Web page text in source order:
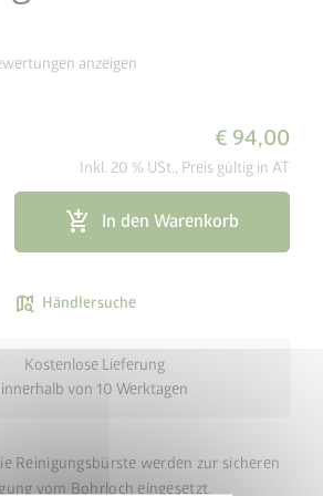
anzeigen
€ 94,00
Inkl. 20 % USt., Preis gültig in AT
add_shopping_cart In den Warenkorb
map_search Händlersuche
Kostenlose Lieferung
innerhalb von 10 Werktagen
Reinigungsbürste werden zur sicheren
vom Bohrloch eingesetzt.